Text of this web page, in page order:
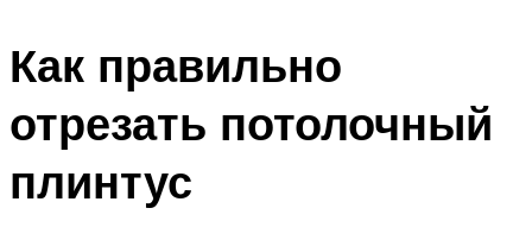
Как правильно
отрезать потолочный
плинтус